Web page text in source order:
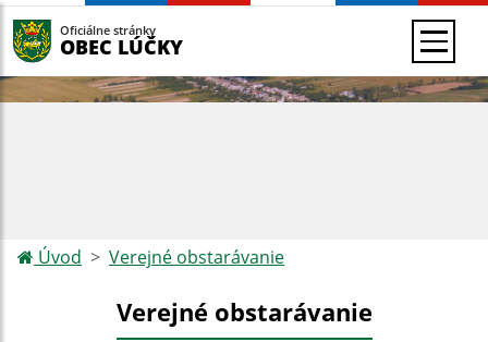
Oficiálne stránky
OBEC LÚČKY
Úvod Verejné obstarávanie
Verejné obstarávanie